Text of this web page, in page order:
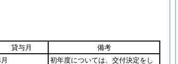
貸与月
備考
初年度については、交付決定をし